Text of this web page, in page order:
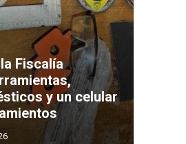
Fiscalía
y un celular